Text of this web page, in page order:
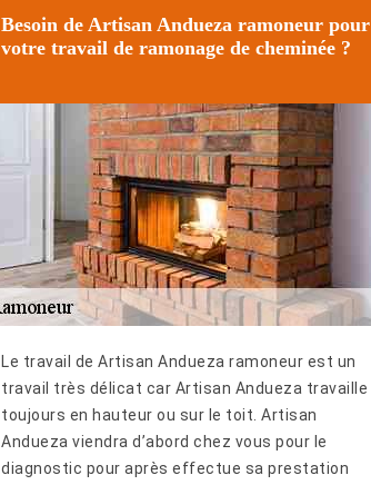
Besoin de Artisan Andueza ramoneur pour
votre travail de ramonage de cheminée ?
Le travail de Artisan Andueza ramoneur est un
travail très délicat car Artisan Andueza travaille
toujours en hauteur ou sur le toit. Artisan
Andueza viendra d’abord chez vous pour le
diagnostic pour après effectue sa prestation